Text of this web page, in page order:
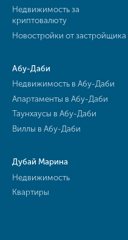
Недвижимость за
криптовалюту
Новостройки от застройщика
Абу-Даби
Недвижимость в Абу-Даби
Апартаменты в Абу-Даби
Таунхаусы в Абу-Даби
Виллы в Абу-Даби
Дубай Марина
Недвижимость
Квартиры